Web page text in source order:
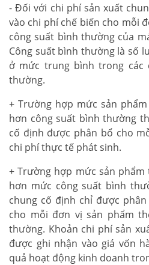
- Đối với chi phí sản xuất
vào chi phí chế biến cho mỗi
công suất bình thường của
Công suất bình thường là số
ở mức trung bình trong các
thường.
+ Trường hợp mức sản
hơn công suất bình thường
cố định được phân bổ cho
chi phí thực tế phát sinh.
+ Trường hợp mức sản
hơn mức công suất bình
chung cố định chỉ được
cho mỗi đơn vị sản phẩm
thường. Khoản chi phí sản
được ghi nhận vào giá vốn
quả hoạt động kinh doanh